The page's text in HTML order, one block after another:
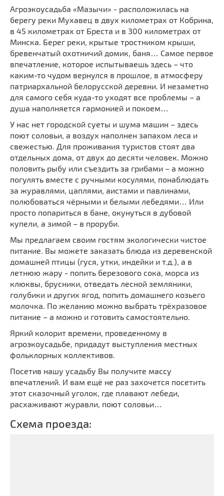
Агроэкоусадьба «Мазычи» - расположилась на
берегу реки Мухавец в двух километрах от Кобрина,
в 45 километрах от Бреста и в 300 километрах от
Минска. Берег реки, крытые тростником крыши,
бревенчатый охотничий домик, баня… Самое первое
впечатление, которое испытываешь здесь – что
каким-то чудом вернулся в прошлое, в атмосферу
патриархальной белорусской деревни. И незаметно
для самого себя куда-то уходят все проблемы – а
душа наполняется гармонией и покоем…
У нас нет городской суеты и шума машин – здесь
поют соловьи, а воздух наполнен запахом леса и
свежестью. Для проживания туристов стоят два
отдельных дома, от двух до десяти человек. Можно
половить рыбу или съездить за грибами – а можно
погулять вместе с ручными косулями, понаблюдать
за журавлями, цаплями, аистами и павлинами,
полюбоваться чёрными и белыми лебедями… Или
просто попариться в бане, окунуться в дубовой
купели, а зимой – в проруби.
Мы предлагаем своим гостям экологически чистое
питание. Вы можете заказать блюда из деревенской
домашней птицы (гуся, утки, индейки и т.д.), а в
летнюю жару - попить березового сока, морса из
клюквы, брусники, отведать лесной земляники,
голубики и других ягод, попить домашнего козьего
молочка. По желанию можно выбрать трёхразовое
питание – а можно и готовить самостоятельно.
Яркий колорит времени, проведенному в
агроэкоусадьбе, придадут выступления местных
фольклорных коллективов.
Посетив нашу усадьбу Вы получите массу
впечатлений. И вам ещё не раз захочется посетить
этот сказочный уголок, где плавают лебеди,
расхаживают журавли, поют соловьи…
Схема проезда: